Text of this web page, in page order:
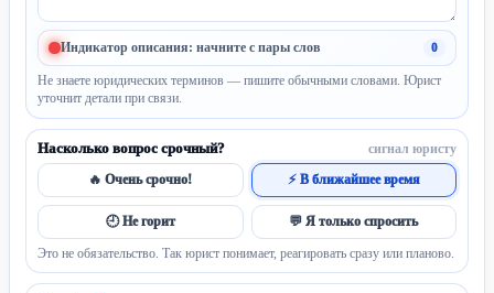
Индикатор описания: начните с пары слов 0
Не знаете юридических терминов — пишите обычными словами. Юрист
уточнит детали при связи.
Насколько вопрос срочный? сигнал юристу
🔥 Очень срочно! ⚡ В ближайшее время
🕘 Не горит 💬 Я только спросить
Это не обязательство. Так юрист понимает, реагировать сразу или планово.